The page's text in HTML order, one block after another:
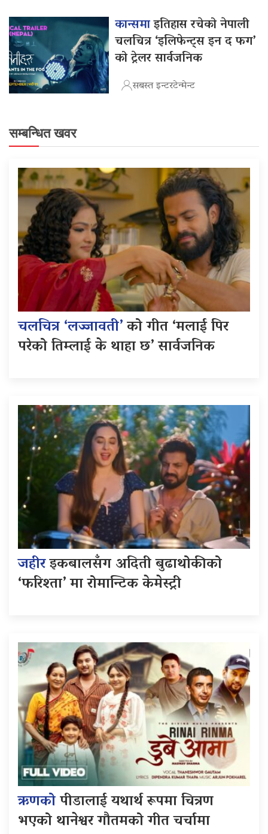
कान्समाइतिहास रचेको नेपाली
चलचित्र ‘इलिफेन्ट्स इन द फग’
को ट्रेलर सार्वजनिक
सबस्त इन्टरटेन्मेन्ट
सम्बन्धित खवर
चलचित्र ‘लज्जावती’को गीत ‘मलाई पिर
परेको तिम्लाई के थाहा छ’ सार्वजनिक
जहीरइकबालसँग अदिती बुढाथोकीको
‘फरिश्ता’ मा रोमान्टिक केमेस्ट्री
ऋणकोपीडालाई यथार्थ रूपमा चित्रण
भएको थानेश्वर गौतमको गीत चर्चामा